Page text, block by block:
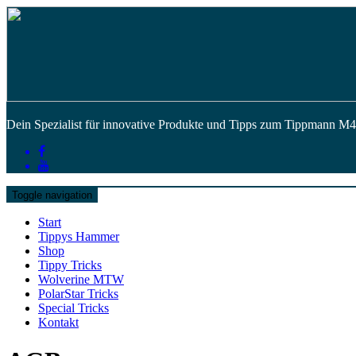
Dein Spezialist für innovative Produkte und Tipps zum Tippmann
Toggle navigation
Start
Tippys Hammer
Shop
Tippy Tricks
Wolverine MTW
PolarStar Tricks
Special Tricks
Kontakt